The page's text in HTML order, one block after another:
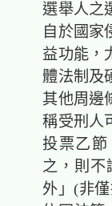
選舉人之
自於國家
益功能，
體法制及
其他周邊
稱受刑人
投票乙節
之，則不
外」(非